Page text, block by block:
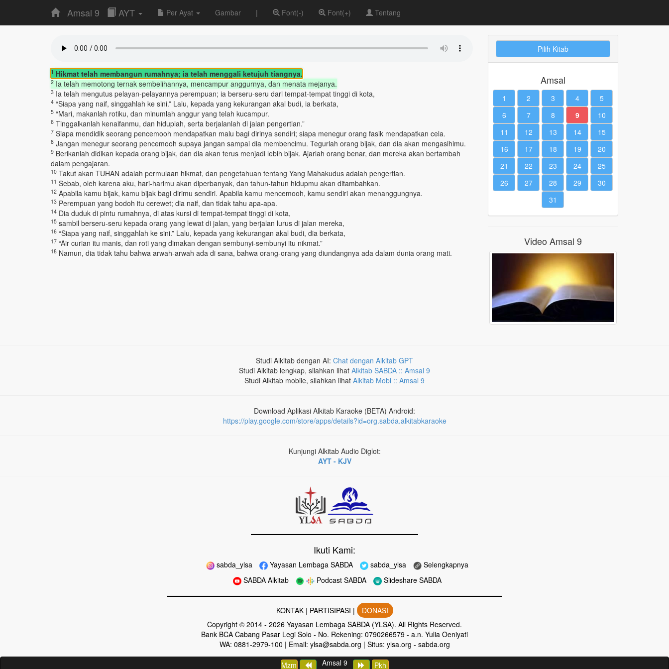
Amsal 9 AYT Per Ayat Gambar | Font(-) Font(+) Tentang
1 Hikmat telah membangun rumahnya; ia telah menggali ketujuh tiangnya.
2 Ia telah memotong ternak sembelihannya, mencampur anggurnya, dan menata mejanya.
3 Ia telah mengutus pelayan-pelayannya perempuan; ia berseru-seru dari tempat-tempat tinggi di kota,
4 “Siapa yang naif, singgahlah ke sini.” Lalu, kepada yang kekurangan akal budi, ia berkata,
5 “Mari, makanlah rotiku, dan minumlah anggur yang telah kucampur.
6 Tinggalkanlah kenaifanmu, dan hiduplah, serta berjalanlah di jalan pengertian.”
7 Siapa mendidik seorang pencemooh mendapatkan malu bagi dirinya sendiri; siapa menegur orang fasik mendapatkan cela.
8 Jangan menegur seorang pencemooh supaya jangan sampai dia membencimu. Tegurlah orang bijak, dan dia akan mengasihimu.
9 Berikanlah didikan kepada orang bijak, dan dia akan terus menjadi lebih bijak. Ajarlah orang benar, dan mereka akan bertambah
dalam pengajaran.
10 Takut akan TUHAN adalah permulaan hikmat, dan pengetahuan tentang Yang Mahakudus adalah pengertian.
11 Sebab, oleh karena aku, hari-harimu akan diperbanyak, dan tahun-tahun hidupmu akan ditambahkan.
12 Apabila kamu bijak, kamu bijak bagi dirimu sendiri. Apabila kamu mencemooh, kamu sendiri akan menanggungnya.
13 Perempuan yang bodoh itu cerewet; dia naif, dan tidak tahu apa-apa.
14 Dia duduk di pintu rumahnya, di atas kursi di tempat-tempat tinggi di kota,
15 sambil berseru-seru kepada orang yang lewat di jalan, yang berjalan lurus di jalan mereka,
16 “Siapa yang naif, singgahlah ke sini.” Lalu, kepada yang kekurangan akal budi, dia berkata,
17 “Air curian itu manis, dan roti yang dimakan dengan sembunyi-sembunyi itu nikmat.”
18 Namun, dia tidak tahu bahwa arwah-arwah ada di sana, bahwa orang-orang yang diundangnya ada dalam dunia orang mati.
Pilih Kitab
Amsal
1 2 3 4
5
6
7 8 9
10
11
12 13 14
15
16
17 18 19
20
21
22 23 24
25
26
27 28 29
30
31
Video Amsal 9
Mzm Amsal 9 Pkh
Studi Alkitab dengan AI: Chat dengan Alkitab GPT
Studi Alkitab lengkap, silahkan lihat Alkitab SABDA :: Amsal 9
Studi Alkitab mobile, silahkan lihat Alkitab Mobi :: Amsal 9
Download Aplikasi Alkitab Karaoke (BETA) Android:
https://play.google.com/store/apps/details?id=org.sabda.alkitabkaraoke
Kunjungi Alkitab Audio Diglot:
AYT - KJV
Ikuti Kami:
sabda_ylsa Yayasan Lembaga SABDA sabda_ylsa
Selengkapnya
SABDA Alkitab
Podcast SABDA Slideshare SABDA
KONTAK| PARTISIPASI |
DONASI
Copyright © 2014 - 2026 Yayasan Lembaga SABDA (YLSA). All Rights Reserved.
Bank BCA Cabang Pasar Legi Solo - No. Rekening: 0790266579 - a.n. Yulia Oeniyati
WA: 0881-2979-100 | Email: ylsa@sabda.org | Situs: ylsa.org - sabda.org